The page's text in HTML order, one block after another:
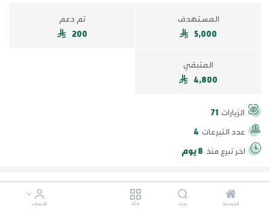
الرئيسية بحث فئة الحساب
المستهدف
5,000
تم دعم
200
المتبقي
4,800
الزيارات 71
عدد التبرعات 4
اخر تبرع منذ 8 يوم
10
50
500